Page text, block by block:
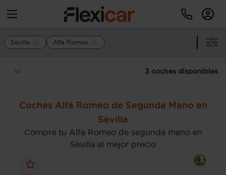
Sevilla Alfa Romeo
3 coches disponibles
Coches Alfa Romeo de Segunda Mano en
Sevilla
Compra tu Alfa Romeo de segunda mano en
Sevilla al mejor precio